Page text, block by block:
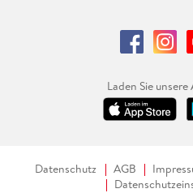
Laden Sie
Datenschutz AGB